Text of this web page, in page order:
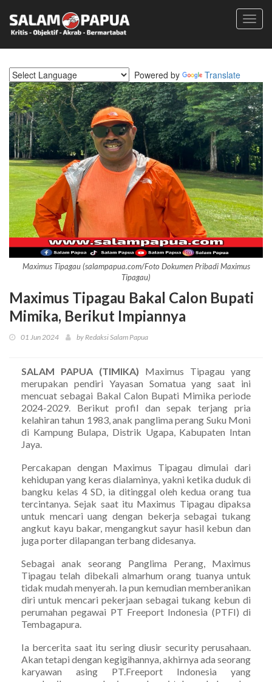
Powered by Translate
Maximus Tipagau (salampapua.com/Foto Dokumen Pribadi Maximus
Tipagau)
Maximus Tipagau Bakal Calon Bupati
Mimika, Berikut Impiannya
01 Jun 2024 by Redaksi Salam Papua
SALAM PAPUA (TIMIKA) Maximus Tipagau yang
merupakan pendiri Yayasan Somatua yang saat ini
mencuat sebagai Bakal Calon Bupati Mimika periode
2024-2029. Berikut profil dan sepak terjang pria
kelahiran tahun 1983, anak panglima perang Suku Moni
di Kampung Bulapa, Distrik Ugapa, Kabupaten Intan
Jaya.
Percakapan dengan Maximus Tipagau dimulai dari
kehidupan yang keras dialaminya, yakni ketika duduk di
bangku kelas 4 SD, ia ditinggal oleh kedua orang tua
tercintanya. Sejak saat itu Maximus Tipagau dipaksa
untuk mencari uang dengan bekerja sebagai tukang
angkut kayu bakar, mengangkut sayur hasil kebun dan
juga porter dilapangan terbang didesanya.
Sebagai anak seorang Panglima Perang, Maximus
Tipagau telah dibekali almarhum orang tuanya untuk
tidak mudah menyerah. Ia pun kemudian memberanikan
diri untuk mencari pekerjaan sebagai tukang kebun di
perumahan pegawai PT Freeport Indonesia (PTFI) di
Tembagapura.
Ia bercerita saat itu sering diusir security perusahaan.
Akan tetapi dengan kegigihannya, akhirnya ada seorang
karyawan asing PT.Freeport Indonesia yang